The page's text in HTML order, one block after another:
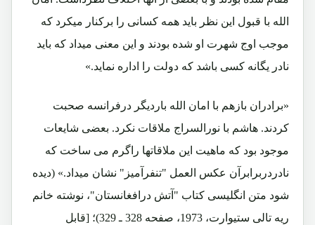
الله با قبول این نظر باید همه کسانی را برکنار میکرد که
موجب اوج شهرت او شده بودند و این معنی میداد که باید
نادر یگانه کسی باشد که دولت را اداره نماید.»
«برادران بازهم با امان الله باردیگر درفرانسه صحبت
کردند. هاشم با نورالسراج ملاقات نکرد. بعضی شایعات
موجود بود که ماهیت این ملاقاتها راگرم می ساخت که
نادردربرابرآن عکس العمل "تنفرآمیز" نشان میداد.» (دیده
شود متن انگلیسی کتاب "آتش درافغانستان"، نوشته خانم
ریه تالی ستیوارت، 1973، صفحه 328 ـ 329)؛ [قابل